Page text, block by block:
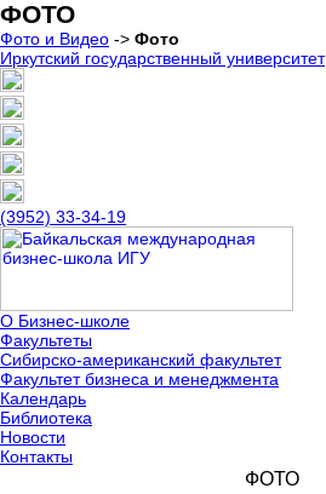
ФОТО
Фото и Видео -> Фото
Иркутский государственный университет
(3952) 33-34-19
О Бизнес-школе
Факультеты
Сибирско-американский факультет
Факультет бизнеса и менеджмента
Календарь
Библиотека
Новости
Контакты
ФОТО